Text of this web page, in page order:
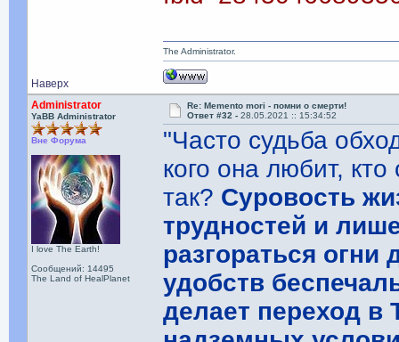
Наверх
The Administrator.
Administrator
YaBB Administrator
Вне Форума
I love The Earth!
Сообщений: 14495
The Land of HealPlanet
Re: Memento mori - помни о смерти!
Ответ #32 -28.05.2021 :: 15:34:52
"Часто судьба
кого она любит,
так? Суровость
трудностей и
разгораться
удобств
делает переход